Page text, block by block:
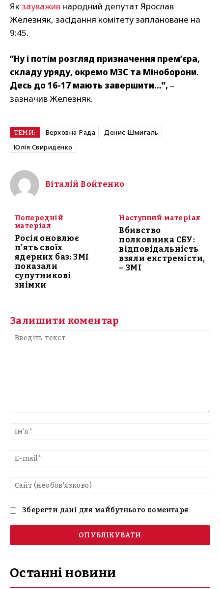
Якзауважив народний депутат Ярослав
Железняк, засідання комітету заплановане на
9:45.
“Ну і потім розгляд призначення премʼєра,
складу уряду, окремо МЗС та Міноборони.
Десь до 16-17 мають завершити…”, –
зазначив Железняк.
ТЕМИ: Верховна Рада
Денис Шмигаль
Юлія Свириденко
Віталій Войтенко
Попередній
матеріал
Росія оновлює
п’ять своїх
ядерних баз: ЗМІ
показали
супутникові
знімки
Наступний матеріал
Вбивство
полковника СБУ:
відповідальність
взяли екстремісти,
– ЗМІ
Залишити коментар
текст
Зберегти дані для майбутнього коментаря
Останні новини